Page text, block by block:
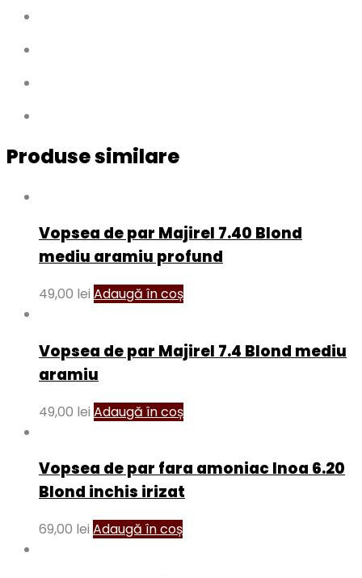
Produse similare
Vopsea de par Majirel 7.40 Blond
mediu aramiu profund
49,00 lei Adaugă în coș
Vopsea de par Majirel 7.4 Blond mediu
aramiu
49,00 lei Adaugă în coș
Vopsea de par fara amoniac Inoa 6.20
Blond inchis irizat
69,00 lei Adaugă în coș